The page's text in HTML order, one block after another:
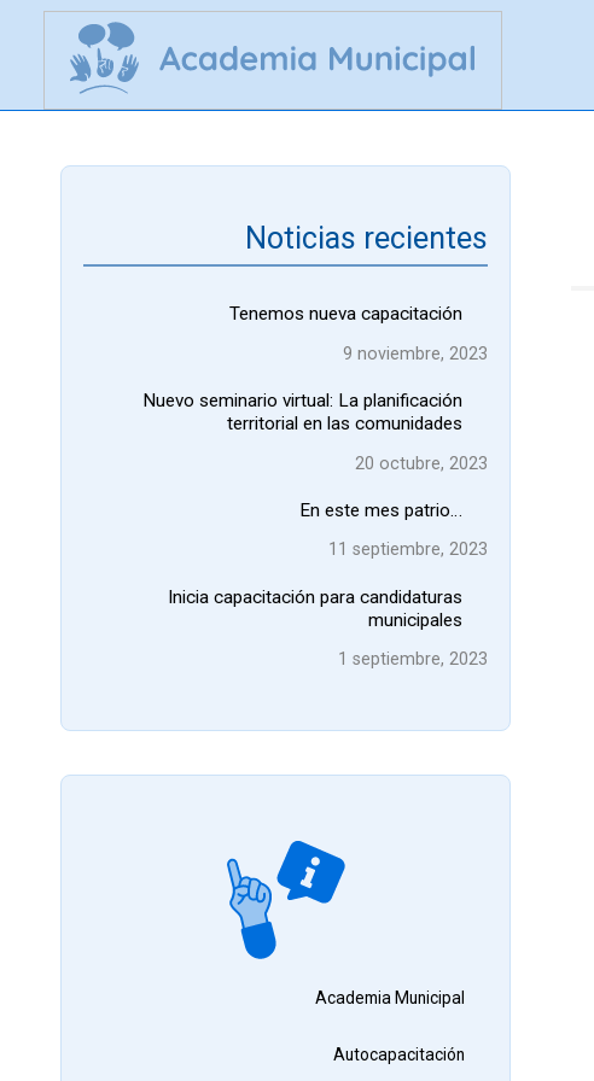
Noticias recientes
Tenemos nueva capacitación
9 noviembre, 2023
Nuevo seminario virtual: La planificación
territorial en las comunidades
20 octubre, 2023
En este mes patrio…
11 septiembre, 2023
Inicia capacitación para candidaturas
municipales
1 septiembre, 2023
Academia Municipal
Autocapacitación